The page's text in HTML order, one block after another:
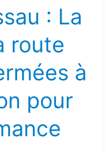
: La
route
à
pour